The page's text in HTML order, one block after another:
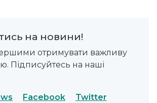
на новини!
отримувати важливу
Підписуйтесь на наші
Facebook Twitter